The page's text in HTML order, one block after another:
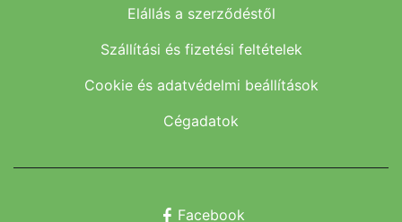
Elállás a szerződéstől
Szállítási és fizetési feltételek
Cookie és adatvédelmi beállítások
Cégadatok
Facebook